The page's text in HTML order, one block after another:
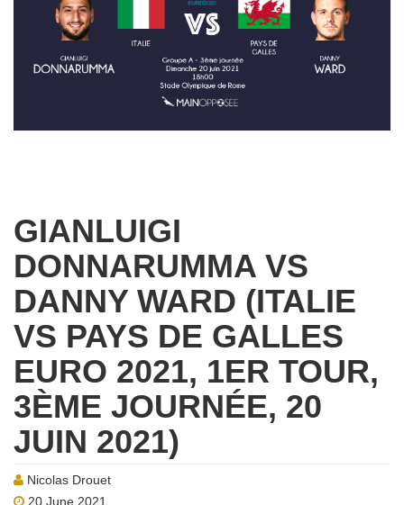
GIANLUIGI
DONNARUMMA VS
DANNY WARD (ITALIE
VS PAYS DE GALLES
EURO 2021, 1ER TOUR,
3ÈME JOURNÉE, 20
JUIN 2021)
Nicolas Drouet
20 June 2021